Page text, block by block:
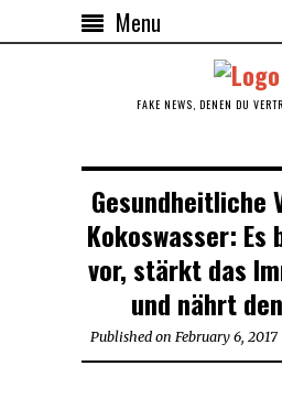
Menu
FAKE NEWS, DENEN DU
Gesundheitliche
Kokoswasser: Es
vor, stärkt das
und nährt
Published on February 6, 2017